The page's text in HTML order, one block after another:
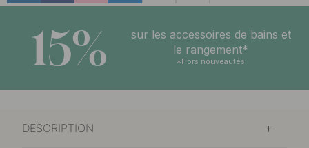
15%
sur les accessoires de bains et
le rangement*
*Hors nouveautés
DESCRIPTION